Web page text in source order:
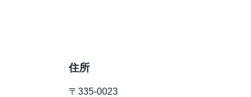
住所
〒 335-0023